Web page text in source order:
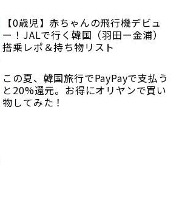
【0歳児】赤ちゃんの飛行機デビュ
ー！JALで行く韓国（羽田ー金浦）
搭乗レポ＆持ち物リスト
この夏、韓国旅行でPayPayで支払う
と20%還元。お得にオリヤンで買い
物してみた！